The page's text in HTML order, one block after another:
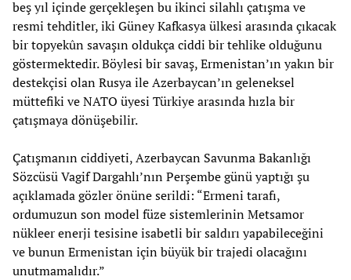
beş yıl içinde gerçekleşen bu ikinci silahlı çatışma ve
resmi tehditler, iki Güney Kafkasya ülkesi arasında çıkacak
bir topyekûn savaşın oldukça ciddi bir tehlike olduğunu
göstermektedir. Böylesi bir savaş, Ermenistan’ın yakın bir
destekçisi olan Rusya ile Azerbaycan’ın geleneksel
müttefiki ve NATO üyesi Türkiye arasında hızla bir
çatışmaya dönüşebilir.
Çatışmanın ciddiyeti, Azerbaycan Savunma Bakanlığı
Sözcüsü Vagif Dargahlı’nın Perşembe günü yaptığı şu
açıklamada gözler önüne serildi: “Ermeni tarafı,
ordumuzun son model füze sistemlerinin Metsamor
nükleer enerji tesisine isabetli bir saldırı yapabileceğini
ve bunun Ermenistan için büyük bir trajedi olacağını
unutmamalıdır.”